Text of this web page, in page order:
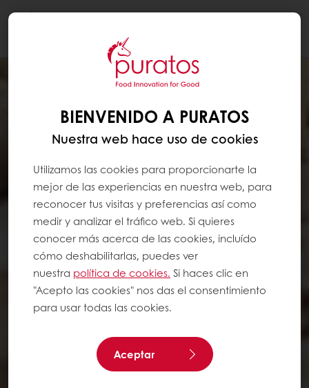
BIENVENIDO A PURATOS
Nuestra web hace uso de cookies
Utilizamos las cookies para proporcionarte la
mejor de las experiencias en nuestra web, para
reconocer tus visitas y preferencias así como
medir y analizar el tráfico web. Si quieres
conocer más acerca de las cookies, incluído
cómo deshabilitarlas, puedes ver
nuestra política de cookies. Si haces clic en
"Acepto las cookies" nos das el consentimiento
para usar todas las cookies.
Aceptar